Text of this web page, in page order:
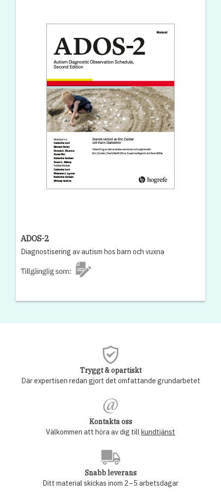
ADOS-2
Diagnostisering av autism hos barn och vuxna
Tryggt & opartiskt
Där expertisen redan gjort det omfattande grundarbetet
Kontakta oss
Välkommen att höra av dig till kundtjänst
Snabb leverans
Ditt material skickas inom 2–5 arbetsdagar